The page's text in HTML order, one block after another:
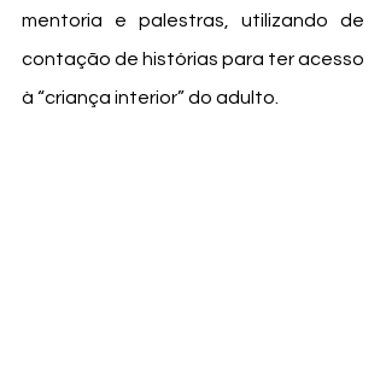
mentoria e palestras, utilizando de
contação de histórias para ter acesso
à “criança interior” do adulto.